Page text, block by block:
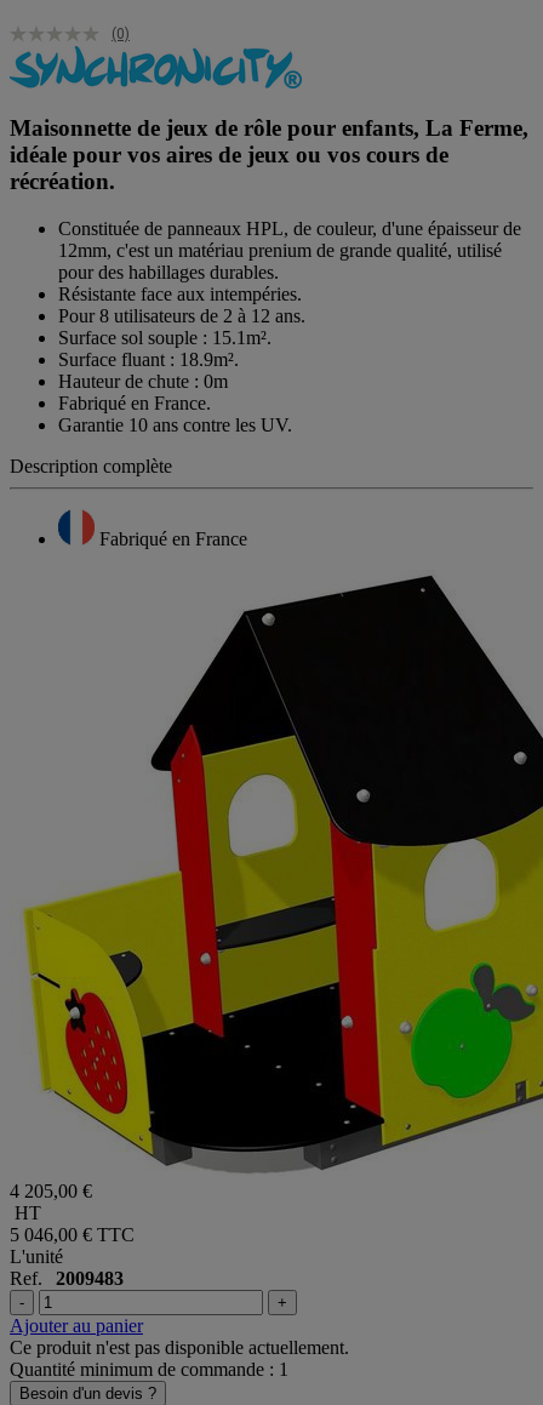
(0)
Maisonnette de jeux de rôle pour enfants, La Ferme,
idéale pour vos aires de jeux ou vos cours de
récréation.
Constituée de panneaux HPL, de couleur, d'une épaisseur de
12mm, c'est un matériau prenium de grande qualité, utilisé
pour des habillages durables.
Résistante face aux intempéries.
Pour 8 utilisateurs de 2 à 12 ans.
Surface sol souple : 15.1m².
Surface fluant : 18.9m².
Hauteur de chute : 0m
Fabriqué en France.
Garantie 10 ans contre les UV.
Description complète
Fabriqué en France
4 205,00 €
HT
5 046,00 € TTC
L'unité
Ref. 2009483
- +
Ajouter au panier
Ce produit n'est pas disponible actuellement.
Quantité minimum de commande : 1
Besoin d'un devis ?